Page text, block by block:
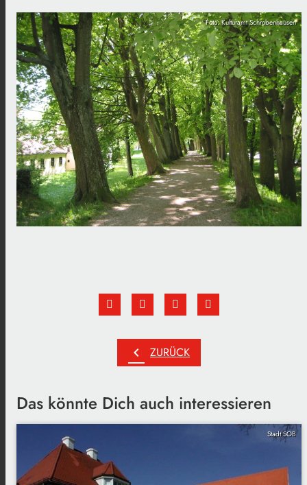
Foto: Kulturamt Schrobenhausen
chevron_left ZURÜCK
Das könnte Dich auch interessieren
Stadt SOB